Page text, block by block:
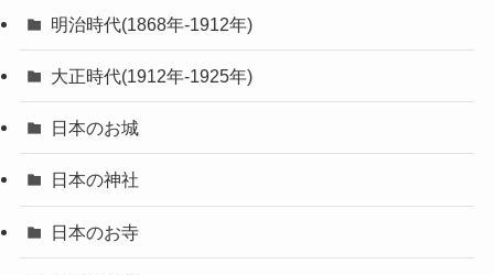
明治時代(1868年-1912年)
大正時代(1912年-1925年)
日本のお城
日本の神社
日本のお寺